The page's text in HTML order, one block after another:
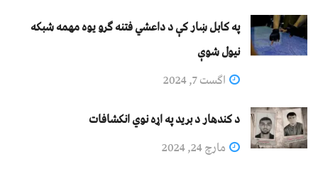
په کابل ښار کې د داعشي فتنه ګرو يوه مهمه شبکه
نيول شوې
اگست 7, 2024
د کندهار د برید په اړه نوي انکشافات
مارچ 24, 2024